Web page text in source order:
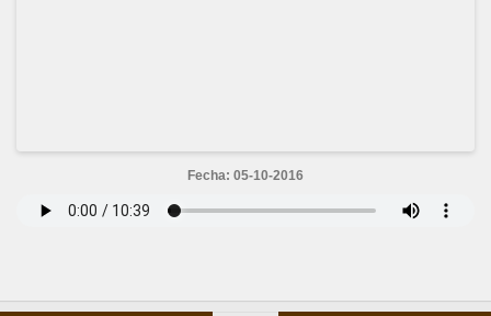
Fecha: 05-10-2016